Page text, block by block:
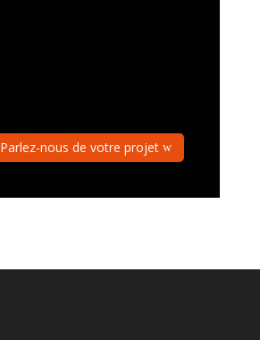
Parlez-nous de votre projet